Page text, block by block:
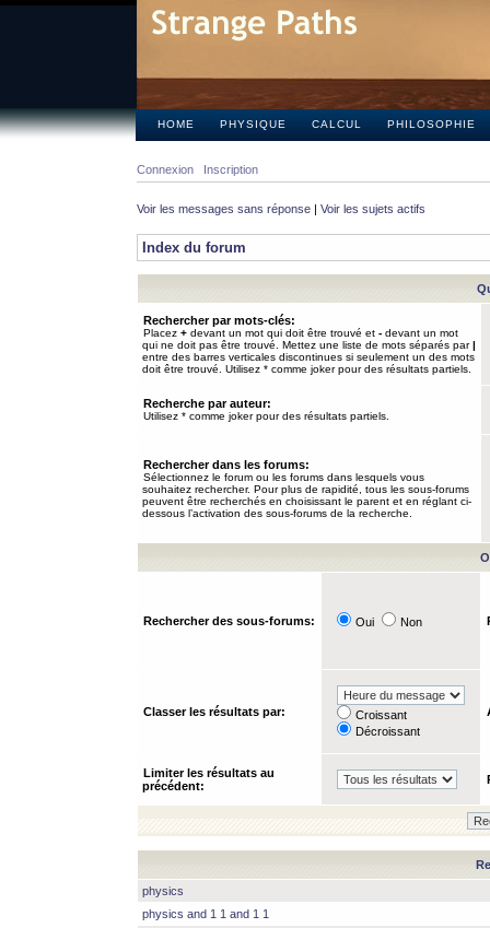
HOME PHYSIQUE CALCUL PHILOSOPHIE
Connexion Inscription
Voir les messages sans réponse | Voir les sujets actifs
Index du forum
Rechercher par mots-clés:
Placez + devant un mot qui doit être trouvé et - devant un mot
qui ne doit pas être trouvé. Mettez une liste de mots séparés par|
entre des barres verticales discontinues si seulement un des mots
doit être trouvé. Utilisez * comme joker pour des résultats partiels.
Recherche par auteur:
Utilisez * comme joker pour des résultats partiels.
Rechercher dans les forums:
Sélectionnez le forum ou les forums dans lesquels vous
souhaitez rechercher. Pour plus de rapidité, tous les sous-forums
peuvent être recherchés en choisissant le parent et en réglant ci-
dessous l’activation des sous-forums de la recherche.
Rechercher des sous-forums: Oui Non
Classer les résultats par:
Croissant
Décroissant
Limiter les résultats au
précédent:
physics
physics and 1 1 and 1 1